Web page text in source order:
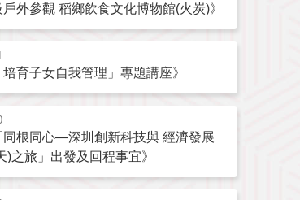
戶外參觀 稻鄉飲食文化博物館(火炭)》
培育子女自我管理」專題講座》
同根同心—深圳創新科技與 經濟發展
)之旅」出發及回程事宜》